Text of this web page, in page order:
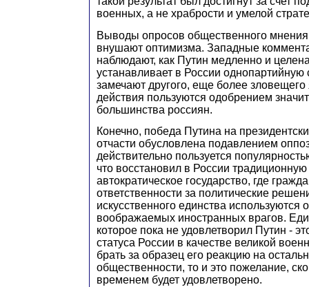
военных, а не храбрости и умелой
Выводы опросов общественного
внушают оптимизма. Западные
наблюдают, как Путин медленно и
устанавливает в России однопартийную
замечают другого, еще более зловещего
действия пользуются одобрением
большинства россиян.
Конечно, победа Путина на
отчасти обусловлена подавлением
действительно пользуется
что восстановил в России
автократическое государство, где
ответственности за политические
искусственного единства используются
воображаемых иностранных врагов.
которое пока не удовлетворил Путин -
статуса России в качестве великой
брать за образец его реакцию на
общественности, то и это пожелание,
временем будет удовлетворено.